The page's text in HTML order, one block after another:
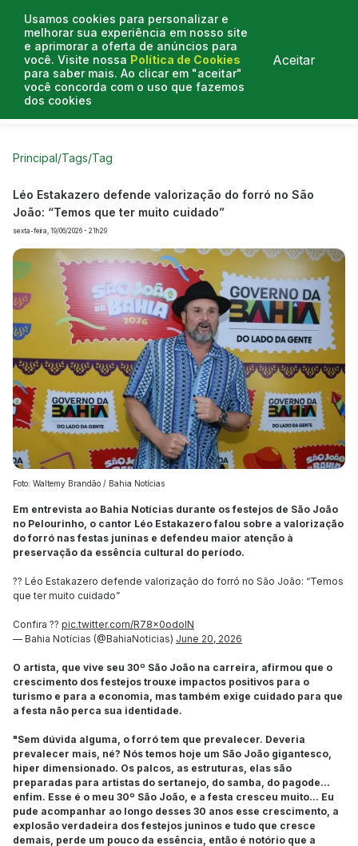
Usamos cookies para personalizar e
melhorar sua experiência em nosso site
e aprimorar a oferta de anúncios para
você. Visite nossa Política de Cookies
para saber mais. Ao clicar em "aceitar"
você concorda com o uso que fazemos
dos cookies
Aceitar
Curtas do Poder
Principal/Tags/Tag
Léo Estakazero defende valorização do forró no São
João: “Temos que ter muito cuidado”
sexta-feira, 19/06/2026 - 21h29
Foto: Waltemy Brandão / Bahia Notícias
Em entrevista ao Bahia Notícias durante os festejos de São João
no Pelourinho, o cantor Léo Estakazero falou sobre a valorização
do forró nas festas juninas e defendeu maior atenção à
preservação da essência cultural do período.
?? Léo Estakazero defende valorização do forró no São João: “Temos
que ter muito cuidado”
Confira ?? pic.twitter.com/R78x0odolN
— Bahia Notícias (@BahiaNoticias) June 20, 2026
O artista, que vive seu 30º São João na carreira, afirmou que o
crescimento dos festejos trouxe impactos positivos para o
turismo e para a economia, mas também exige cuidado para que
a festa não perca sua identidade.
"Sem dúvida alguma, o forró tem que prevalecer. Deveria
prevalecer mais, né? Nós temos hoje um São João gigantesco,
hiper dimensionado. Os palcos, as estruturas, elas são
preparadas para artistas do sertanejo, do samba, do pagode...
enfim. Esse é o meu 30º São João, e a festa cresceu muito... Eu
pude acompanhar ao longo desses 30 anos esse crescimento, a
explosão verdadeira dos festejos juninos e tudo que cresce
demais, perde um pouco da essência, então é notório que a